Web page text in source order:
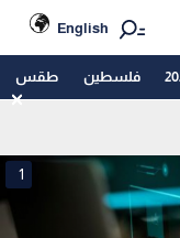
English
فلسطين طقس
1